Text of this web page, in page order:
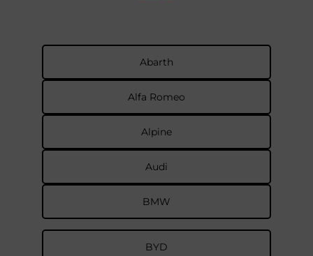
Abarth
Alfa Romeo
Alpine
Audi
BMW
BYD